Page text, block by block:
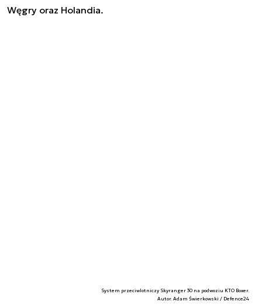
Węgry oraz Holandia.
System przeciwlotniczy Skyranger 30 na podwoziu KTO Boxer.
Autor. Adam Świerkowski / Defence24